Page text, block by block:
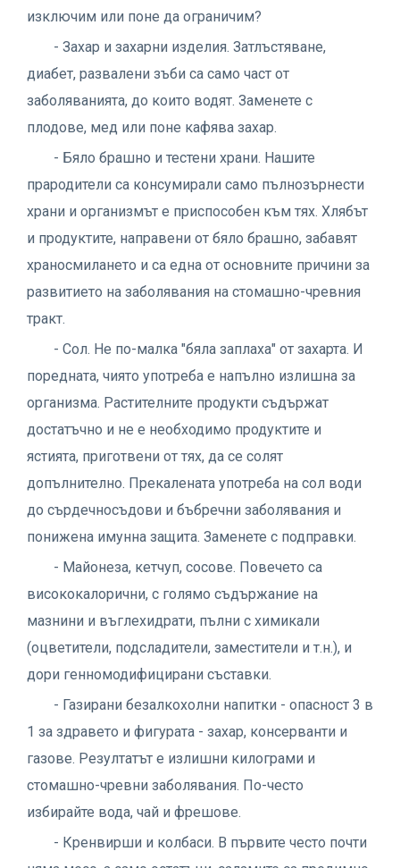
изключим или поне да ограничим?
- Захар и захарни изделия. Затлъстяване,
диабет, развалени зъби са само част от
заболяванията, до които водят. Заменете с
плодове, мед или поне кафява захар.
- Бяло брашно и тестени храни. Нашите
прародители са консумирали само пълнозърнести
храни и организмът е приспособен към тях. Хлябът
и продуктите, направени от бяло брашно, забавят
храносмилането и са една от основните причини за
развитието на заболявания на стомашно-чревния
тракт.
- Сол. Не по-малка "бяла заплаха" от захарта. И
поредната, чиято употреба е напълно излишна за
организма. Растителните продукти съдържат
достатъчно и не е необходимо продуктите и
ястията, приготвени от тях, да се солят
допълнително. Прекалената употреба на сол води
до сърдечносъдови и бъбречни заболявания и
понижена имунна защита. Заменете с подправки.
- Майонеза, кетчуп, сосове. Повечето са
висококалорични, с голямо съдържание на
мазнини и въглехидрати, пълни с химикали
(оцветители, подсладители, заместители и т.н.), и
дори генномодифицирани съставки.
- Газирани безалкохолни напитки - опасност 3 в
1 за здравето и фигурата - захар, консерванти и
газове. Резултатът е излишни килограми и
стомашно-чревни заболявания. По-често
избирайте вода, чай и фрешове.
- Кренвирши и колбаси. В първите често почти